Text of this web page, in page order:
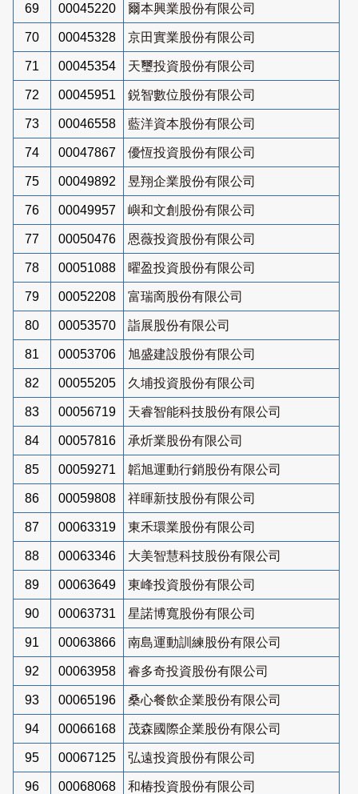
69 00045220 爾本興業股份有限公司
70 00045328 京田實業股份有限公司
71 00045354 天璽投資股份有限公司
72 00045951 鋭智數位股份有限公司
73 00046558 藍洋資本股份有限公司
74 00047867 優恆投資股份有限公司
75 00049892 昱翔企業股份有限公司
76 00049957 嶼和文創股份有限公司
77 00050476 恩薇投資股份有限公司
78 00051088 曜盈投資股份有限公司
79 00052208 富瑞啇股份有限公司
80 00053570 詣展股份有限公司
81 00053706 旭盛建設股份有限公司
82 00055205 久埔投資股份有限公司
83 00056719 天睿智能科技股份有限公司
84 00057816 承炘業股份有限公司
85 00059271 韜旭運動行銷股份有限公司
86 00059808 祥暉新技股份有限公司
87 00063319 東禾環業股份有限公司
88 00063346 大美智慧科技股份有限公司
89 00063649 東峰投資股份有限公司
90 00063731 星諾博寬股份有限公司
91 00063866 南島運動訓練股份有限公司
92 00063958 睿多奇投資股份有限公司
93 00065196 桑心餐飲企業股份有限公司
94 00066168 茂森國際企業股份有限公司
95 00067125 弘遠投資股份有限公司
96 00068068 和椿投資股份有限公司